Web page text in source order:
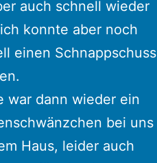
auch schnell wieder
konnte aber noch
einen Schnappschuss
war dann wieder ein
bei uns
Haus, leider auch